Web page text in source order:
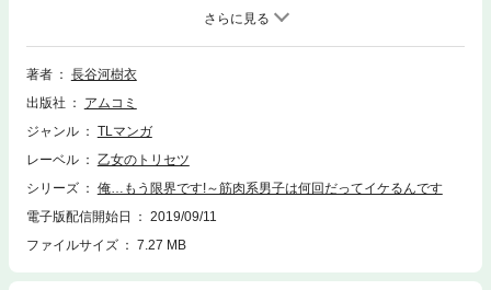
は、体操教室のお兄さん。爽やかな笑顔に逞しい身体、紳士で優しい彼は
女性にモテモテ!地味で4つも年上の自分なんか相手にされないと思ってい
た。だけどある夜、自宅にあげたら「無防備すぎます」って突然押し倒さ
れちゃった!?筋肉質な腕に包まれながら、舌を絡める深いキス。長い指で
い。ケダモノ化した筋肉系男子に攻められて、これ以上されたらおかしく
なっちゃう…!
著者
長谷河樹衣
出版社
アムコミ
ジャンル
TLマンガ
レーベル
乙女のトリセツ
シリーズ
俺…もう限界です!～筋肉系男子は何回だってイケるんです
電子版配信開始日
2019/09/11
ファイルサイズ
7.27 MB